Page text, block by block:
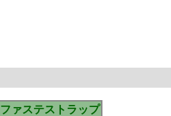
ファステストラップ